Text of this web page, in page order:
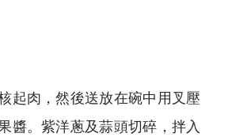
起肉，然後送放在碗中用叉壓
醬。紫洋蔥及蒜頭切碎，拌入